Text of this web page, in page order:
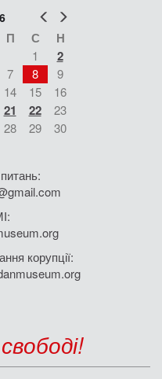
Попер
П С Н
1 2
7 8
9
14 15
16
21 22
23
28 29
30
корупції: